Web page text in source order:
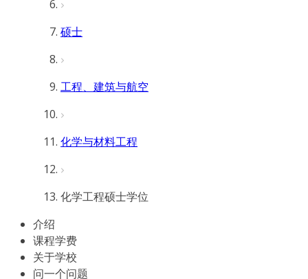
硕士
工程、建筑与航空
化学与材料工程
化学工程硕士学位
介绍
课程学费
关于学校
问一个问题